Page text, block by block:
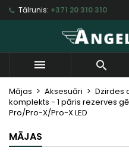
Tālrunis: +371 20 310 310
 
Mājas Aksesuāri Dzirdes
komplekts - 1 pāris rezerves
Pro/Pro-X/Pro-X LED
MĀJAS
My wishlists
add_circle_outline Create new list
Izveidot
Vēlmju saraksta
Atsaukt
Ienākt
Jums jābūt jāienāk savā
produktus vēlmju sarakstā.